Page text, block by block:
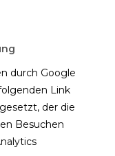
durch Google
Link
der die
Besuchen